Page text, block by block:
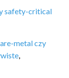
safety-critical
metal czy
,